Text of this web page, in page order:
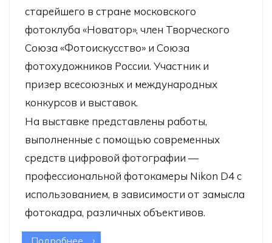
старейшего в стране московского
фотоклуба «Новатор», член Творческого
Союза «Фотоискусство» и Союза
фотохудожников России. Участник и
призер всесоюзных и международных
конкурсов и выставок.
На выставке представлены работы,
выполненные с помощью современных
средств цифровой фотографии —
профессиональной фотокамеры Nikon D4 с
использованием, в зависимости от замысла
фотокадра, различных объективов.
Подробнее о Онлайн-выставка Виталия Сенина